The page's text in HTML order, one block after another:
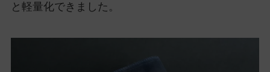
と軽量化できました。